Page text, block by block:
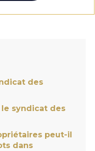
des
syndicat des
peut-il
dans